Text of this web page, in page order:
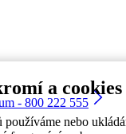
a cookies
nebo
- 800 222 555